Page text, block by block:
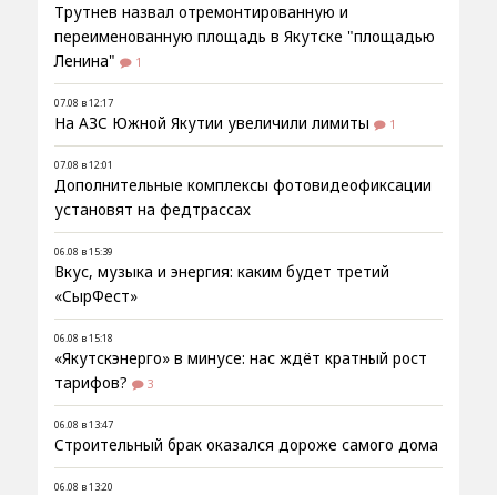
Трутнев назвал отремонтированную и
переименованную площадь в Якутске "площадью
Ленина"
1
07.08 в 12:17
На АЗС Южной Якутии увеличили лимиты 1
07.08 в 12:01
Дополнительные комплексы фотовидеофиксации
установят на федтрассах
06.08 в 15:39
Вкус, музыка и энергия: каким будет третий
«СырФест»
06.08 в 15:18
«Якутскэнерго» в минусе: нас ждёт кратный рост
тарифов?
3
06.08 в 13:47
Строительный брак оказался дороже самого дома
06.08 в 13:20